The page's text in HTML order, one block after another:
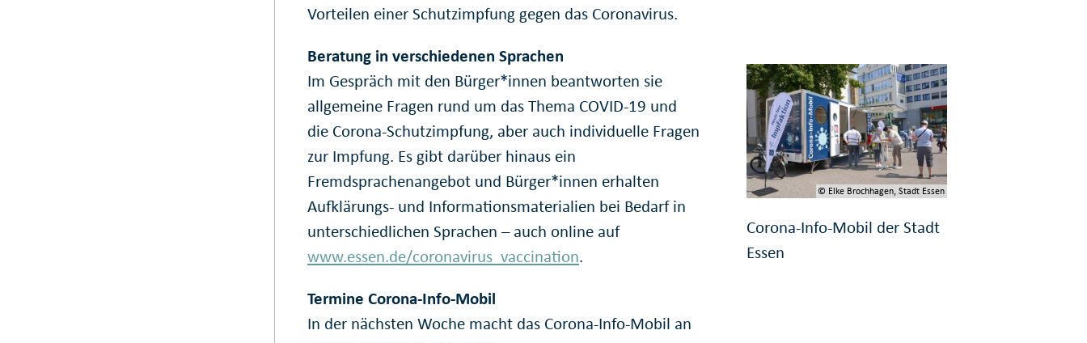
Vorteilen einer Schutzimpfung gegen das Coronavirus.
Beratung in verschiedenen Sprachen
Im Gespräch mit den Bürger*innen beantworten sie
allgemeine Fragen rund um das Thema COVID-19 und
die Corona-Schutzimpfung, aber auch individuelle Fragen
zur Impfung. Es gibt darüber hinaus ein
Fremdsprachenangebot und Bürger*innen erhalten
Aufklärungs- und Informationsmaterialien bei Bedarf in
unterschiedlichen Sprachen – auch online auf
www.essen.de/coronavirus_vaccination.
Termine Corona-Info-Mobil
In der nächsten Woche macht das Corona-Info-Mobil an
© Elke Brochhagen, Stadt Essen
Corona-Info-Mobil der Stadt
Essen